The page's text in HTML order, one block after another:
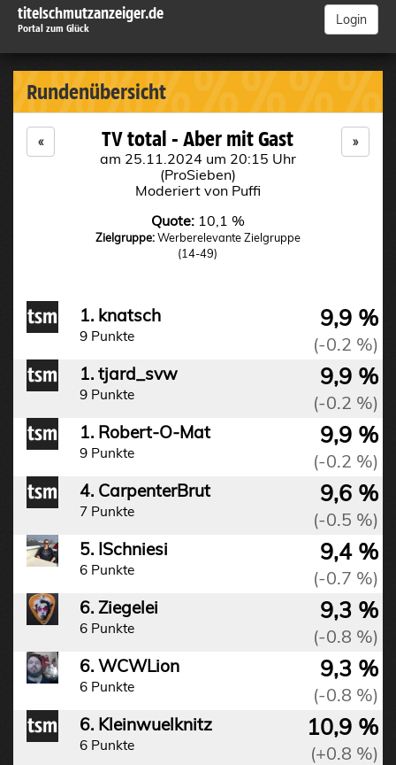
titelschmutzanzeiger.de
Portal zum Glück
Login
Rundenübersicht
« TV total - Aber mit Gast
am 25.11.2024 um 20:15 Uhr
(ProSieben)
Moderiert von Puffi
Quote:10,1 %
Zielgruppe:Werberelevante Zielgruppe
(14-49)
»
1. knatsch
9 Punkte
9,9 %
(-0.2 %)
1. tjard_svw
9 Punkte
9,9 %
(-0.2 %)
1. Robert-O-Mat
9 Punkte
9,9 %
(-0.2 %)
4. CarpenterBrut
7 Punkte
9,6 %
(-0.5 %)
5. ISchniesi
6 Punkte
9,4 %
(-0.7 %)
6. Ziegelei
6 Punkte
9,3 %
(-0.8 %)
6. WCWLion
6 Punkte
9,3 %
(-0.8 %)
6. Kleinwuelknitz
6 Punkte
10,9 %
(+0.8 %)